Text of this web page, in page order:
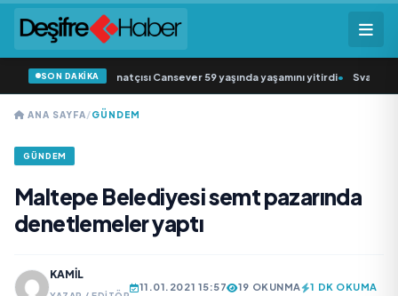
SON DAKİKA
müziğin sevilen sanatçısı Cansever 59 yaşında yaşamını yitirdi• Svadba
ANA SAYFA/GÜNDEM
GÜNDEM
Maltepe Belediyesi semt pazarında
denetlemeler yaptı
KAMIL
11.01.2021 15:57 19 OKUNMA 1 DK OKUMA